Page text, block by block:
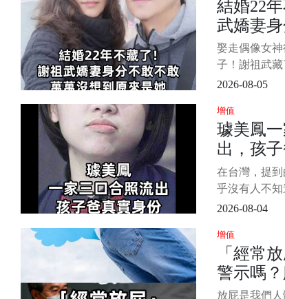
二天的通告
臥家中，再也
日，台灣演員
被
結婚22
武嬌妻身
萬萬沒想
難怪當
張玉嬿...
娶走偶像女
子！謝祖武藏
網友：難怪當
到的，或許還
是深情又讓
溫暖幽默的
的富家少爺
裡的周少樸
了眼。 劇中
2026-08-05
增值
璩美鳳
出，孩
底瞞不
竟然是他
在台灣，提
乎沒有人不
壇風雲人物，
起伏的大女主
一家三口的
她的孩子父
中的某位熟
2026-08-04
增值
「經常
警示嗎
「這3個
放屁是我們人